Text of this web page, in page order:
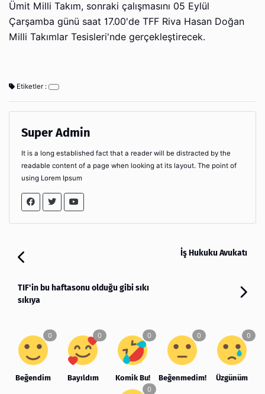
Ümit Milli Takım, sonraki çalışmasını 05 Eylül
Çarşamba günü saat 17.00'de TFF Riva Hasan Doğan
Milli Takımlar Tesisleri'nde gerçekleştirecek.
Etiketler :
Super Admin
It is a long established fact that a reader will be distracted by the
readable content of a page when looking at its layout. The point of
using Lorem Ipsum
İş Hukuku Avukatı
TIF'in bu haftasonu olduğu gibi sıkı
sıkıya
Beğendim Bayıldım Komik Bu! Beğenmedim! Üzgünüm